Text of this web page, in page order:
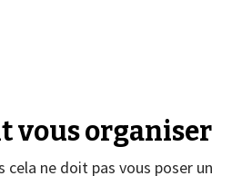
vous organiser
ne doit pas vous poser un